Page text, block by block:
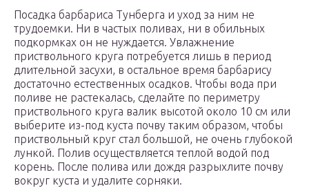
Посадка барбариса Тунберга и уход за ним не
трудоемки. Ни в частых поливах, ни в обильных
подкормках он не нуждается. Увлажнение
приствольного круга потребуется лишь в период
длительной засухи, в остальное время барбарису
достаточно естественных осадков. Чтобы вода при
поливе не растекалась, сделайте по периметру
приствольного круга валик высотой около 10 см или
выберите из-под куста почву таким образом, чтобы
приствольный круг стал большой, не очень глубокой
лункой. Полив осуществляется теплой водой под
корень. После полива или дождя разрыхлите почву
вокруг куста и удалите сорняки.